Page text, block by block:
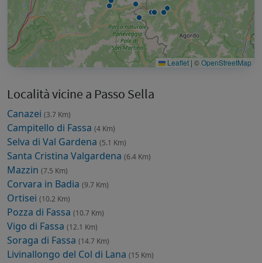
Leaflet | ©OpenStreetMap
Località vicine a Passo Sella
Canazei (3.7 Km)
Campitello di Fassa (4 Km)
Selva di Val Gardena (5.1 Km)
Santa Cristina Valgardena (6.4 Km)
Mazzin (7.5 Km)
Corvara in Badia (9.7 Km)
Ortisei (10.2 Km)
Pozza di Fassa (10.7 Km)
Vigo di Fassa (12.1 Km)
Soraga di Fassa (14.7 Km)
Livinallongo del Col di Lana (15 Km)